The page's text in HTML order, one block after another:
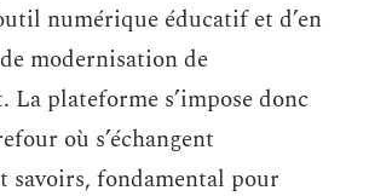
numérique éducatif et d’en
modernisation de
La plateforme s’impose donc
où s’échangent
savoirs, fondamental pour